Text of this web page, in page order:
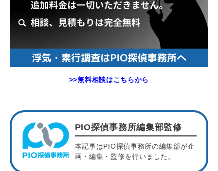
>>無料相談はこちらから
PIO探偵事務所編集部監修
本記事はPIO探偵事務所の編集部が企
画・編集・監修を行いました。